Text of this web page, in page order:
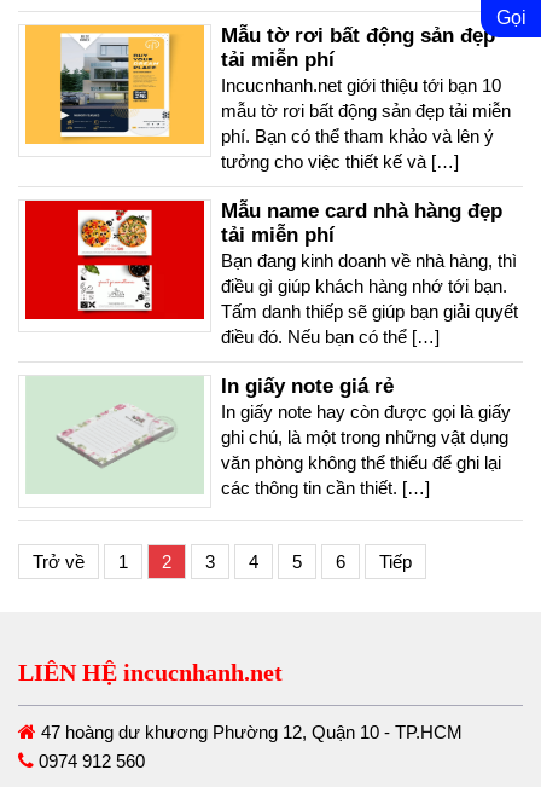
Mẫu tờ rơi bất động sản đẹp
tải miễn phí
Incucnhanh.net giới thiệu tới bạn 10
mẫu tờ rơi bất động sản đẹp tải miễn
phí. Bạn có thể tham khảo và lên ý
tưởng cho việc thiết kế và […]
Mẫu name card nhà hàng đẹp
tải miễn phí
Bạn đang kinh doanh về nhà hàng, thì
điều gì giúp khách hàng nhớ tới bạn.
Tấm danh thiếp sẽ giúp bạn giải quyết
điều đó. Nếu bạn có thể […]
In giấy note giá rẻ
In giấy note hay còn được gọi là giấy
ghi chú, là một trong những vật dụng
văn phòng không thể thiếu để ghi lại
các thông tin cần thiết. […]
Trở về 1 2 3 4 5 6 Tiếp
Gọi
LIÊN HỆ incucnhanh.net
47 hoàng dư khương Phường 12, Quận 10 - TP.HCM
0974 912 560